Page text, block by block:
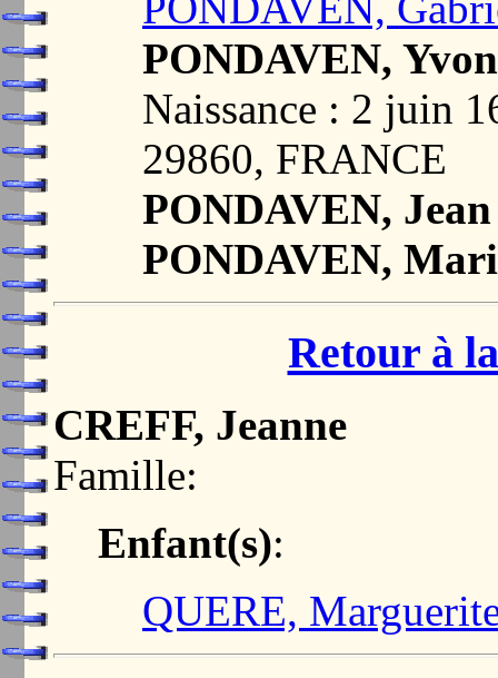
PONDAVEN, Yvon
Naissance : 2 juin
29860, FRANCE
PONDAVEN, Jean
PONDAVEN,
Retour à
CREFF, Jeanne
Famille:
Enfant(s):
QUERE,